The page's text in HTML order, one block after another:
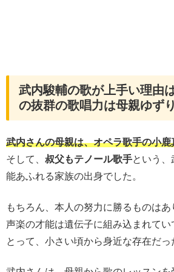
武内駿輔の歌が上手い理由
の抜群の歌唱力は母親ゆず
武内さんの母親は、オペラ歌手の小鹿
そして、 叔父もテノール歌手という
能あふれる家族の出身でした。
もちろん、本人の努力に勝るものはあ
声楽の才能は遺伝子に組み込まれてい
とって、小さい頃から身近な存在だっ